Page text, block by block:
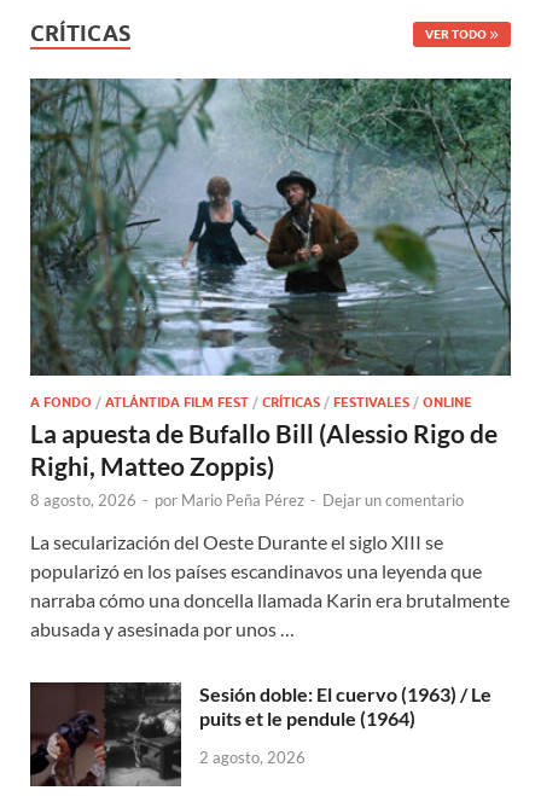
CRÍTICAS VER TODO
A FONDO / ATLÁNTIDA FILM FEST / CRÍTICAS / FESTIVALES / ONLINE
La apuesta de Bufallo Bill (Alessio Rigo de
Righi, Matteo Zoppis)
8 agosto, 2026 - por Mario Peña Pérez - Dejar un comentario
La secularización del Oeste Durante el siglo XIII se
popularizó en los países escandinavos una leyenda que
narraba cómo una doncella llamada Karin era brutalmente
abusada y asesinada por unos …
Sesión doble: El cuervo (1963) / Le
puits et le pendule (1964)
2 agosto, 2026